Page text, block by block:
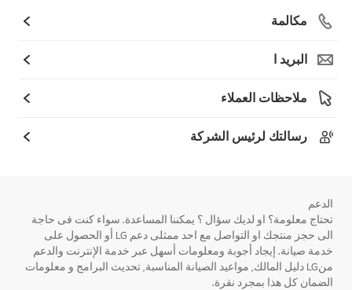
مكالمة
البريد ا
ملاحظات العملاء
رسالتك لرئيس الشركة
الدعم
تحتاج معلومة؟ او لديك سؤال ؟ يمكننا المساعدة. سواء كنت فى حاجة
الى حجز منتجك او التواصل مع احد ممثلى دعم LG أو الحصول على
خدمة صيانة. إيجاد أجوبة ومعلومات أسهل عبر خدمة الإنترنت والدعم
منLG دليل المالك, مواعيد الصيانة المناسبة, تحديث البرامج و معلومات
الضمان كل هذا بمجرد نقرة.